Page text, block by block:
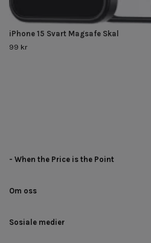
iPhone 15 Svart Magsafe Skal
99 kr
- When the Price is the Point
Om oss
Sosiale medier